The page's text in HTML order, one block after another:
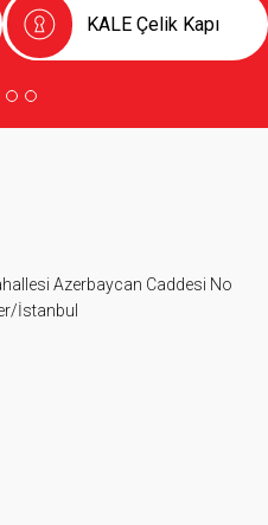
KALE Çelik Kapı
Azerbaycan Caddesi No
İstanbul